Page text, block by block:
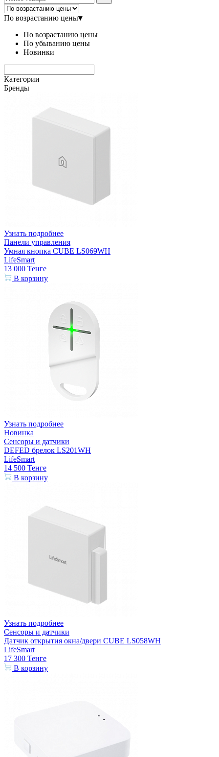
По возрастанию цены▾
По возрастанию цены
По убыванию цены
Новинки
Категории
Бренды
Узнать подробнее
Панели управления
Умная кнопка CUBE LS069WH
LifeSmart
13 000 Тенге
В корзину
Узнать подробнее
Новинка
Сенсоры и датчики
DEFED брелок LS201WH
LifeSmart
14 500 Тенге
В корзину
Узнать подробнее
Сенсоры и датчики
Датчик открытия окна/двери CUBE LS058WH
LifeSmart
17 300 Тенге
В корзину